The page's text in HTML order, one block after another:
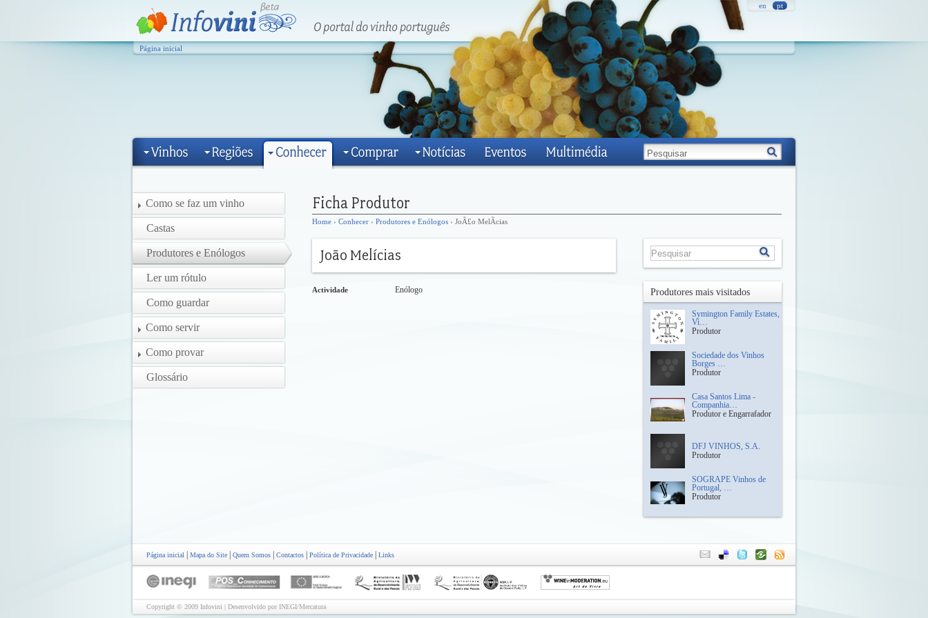
en pt
Página inicial
Como se faz um vinho
Castas
Produtores e Enólogos
Ler um rótulo
Como guardar
Como servir
Como provar
Glossário
Home › Conhecer › Produtores e Enólogos › JoÃ£o MelÃ­cias
Actividade Enólogo Produtores mais visitados
Symington Family Estates,
Vi…
Produtor
Sociedade dos Vinhos
Borges …
Produtor
Casa Santos Lima -
Companhia…
Produtor e Engarrafador
DFJ VINHOS, S.A.
Produtor
SOGRAPE Vinhos de
Portugal, …
Produtor
Página inicial Mapa do Site Quem Somos Contactos Política de Privacidade Links
Copyright © 2009 Infovini | Desenvolvido por INEGI/Mercatura